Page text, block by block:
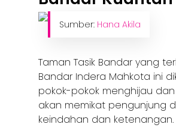
Sumber: Hana Akila
Taman Tasik Bandar yang
Bandar Indera Mahkota ini
pokok-pokok menghijau
akan memikat pengunjung
keindahan dan ketenangan.